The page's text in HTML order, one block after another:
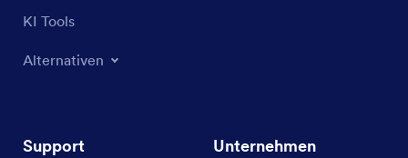
KI Tools
Alternativen
Support Unternehmen